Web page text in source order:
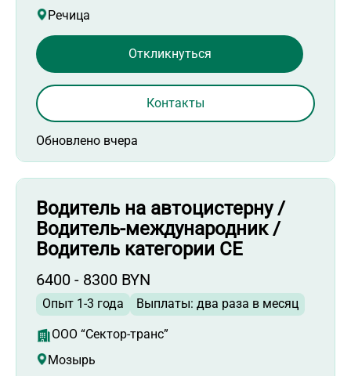
Речица
Обновлено вчера
Откликнуться
Контакты
Водитель на автоцистерну /
Водитель-международник /
Водитель категории СЕ
6400 - 8300 BYN
Опыт 1-3 года Выплаты: два раза в месяц
ООО “Сектор-транс”
Мозырь